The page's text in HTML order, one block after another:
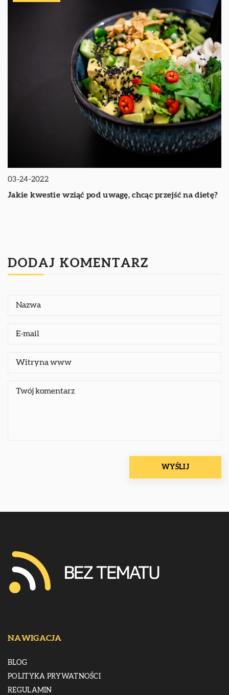
03-24-2022
Jakie kwestie wziąć pod uwagę, chcąc przejść na dietę?
DODAJ KOMENTARZ
NAWIGACJA
BLOG
POLITYKA PRYWATNOŚCI
REGULAMIN